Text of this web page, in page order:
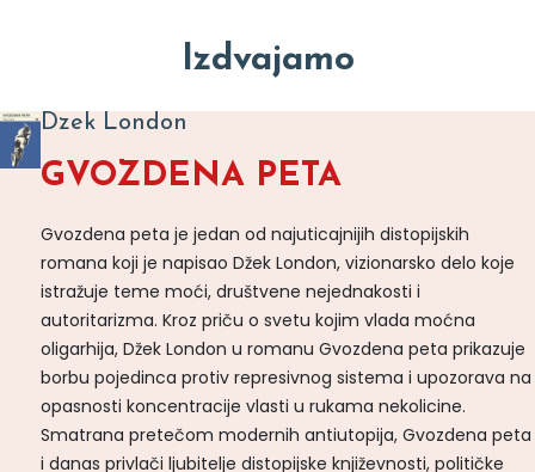
Izdvajamo
Dzek London
GVOZDENA PETA
Gvozdena peta je jedan od najuticajnijih distopijskih
romana koji je napisao Džek London, vizionarsko delo koje
istražuje teme moći, društvene nejednakosti i
autoritarizma. Kroz priču o svetu kojim vlada moćna
oligarhija, Džek London u romanu Gvozdena peta prikazuje
borbu pojedinca protiv represivnog sistema i upozorava na
opasnosti koncentracije vlasti u rukama nekolicine.
Smatrana pretečom modernih antiutopija, Gvozdena peta
i danas privlači ljubitelje distopijske književnosti, političke